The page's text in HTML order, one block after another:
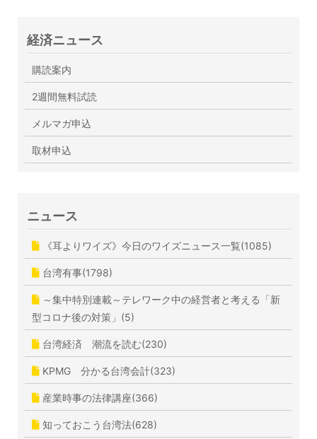
経済ニュース
購読案内
2週間無料試読
メルマガ申込
取材申込
ニュース
《耳よりワイズ》今日のワイズニュース一覧(1085)
台湾有事(1798)
～集中特別連載～テレワーク中の経営者と考える「新
型コロナ後の対策」(5)
台湾経済 潮流を読む(230)
KPMG 分かる台湾会計(323)
産業時事の法律講座(366)
知っておこう台湾法(628)